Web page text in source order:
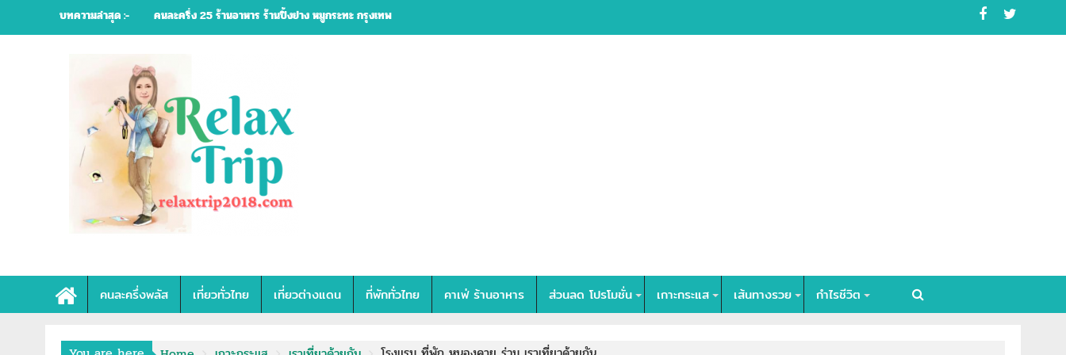
บทความล่าสุด :-
เป๋าตัง ไม่สามารถทำรายการได้ในขณะนี้ กรุณาลองใหม่อีกครั้ง [
คนละครึ่งพลัส เที่ยวทั่วไทย เที่ยวต่างแดน ที่พักทั่วไทย คาเฟ่ ร้านอาหาร ส่วนลด โปรโมชั่น เกาะกระแส เส้นทางรวย กำไรชีวิต